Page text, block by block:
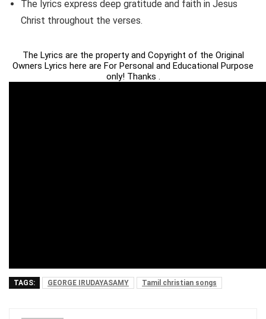
The lyrics express deep gratitude and faith in Jesus
Christ throughout the verses.
The Lyrics are the property and Copyright of the Original
Owners Lyrics here are For Personal and Educational Purpose
only! Thanks .
TAGS: GEORGE IRUDAYASAMY Tamil christian songs